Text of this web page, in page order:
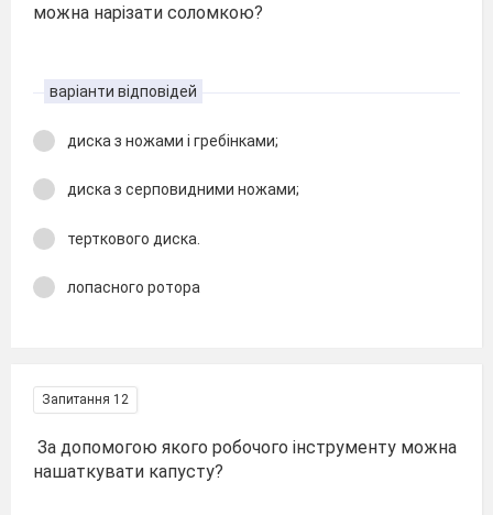
можна нарізати соломкою?
варіанти відповідей
диска з ножами і гребінками;
диска з серповидними ножами;
терткового диска.
лопасного ротора
Запитання 12
За допомогою якого робочого інструменту можна
нашаткувати капусту?